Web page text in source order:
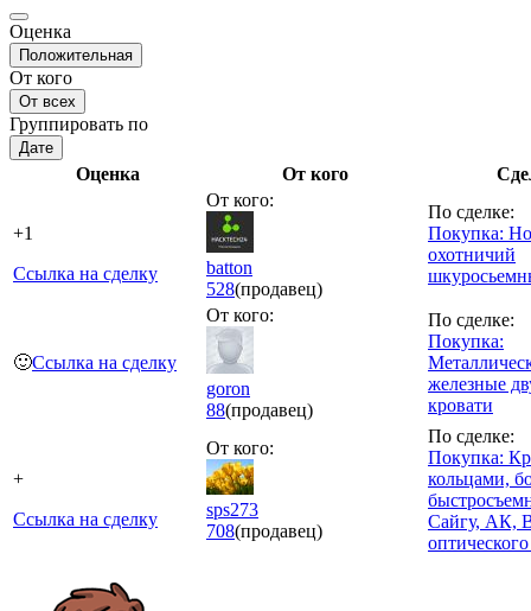
Оценка
Положительная
От кого
От всех
Группировать по
Дате
Оценка От кого
+1
Ссылка на сделку
От кого:
batton
528(продавец)
По сделке:
Покупка:
охотничий
🙂Ссылка на сделку
От кого:
goron
88(продавец)
По сделке:
Покупка:
железные
кровати
+
Ссылка на сделку
От кого:
sps273
708(продавец)
По сделке:
Покупка:
кольцами,
Сайгу, АК,